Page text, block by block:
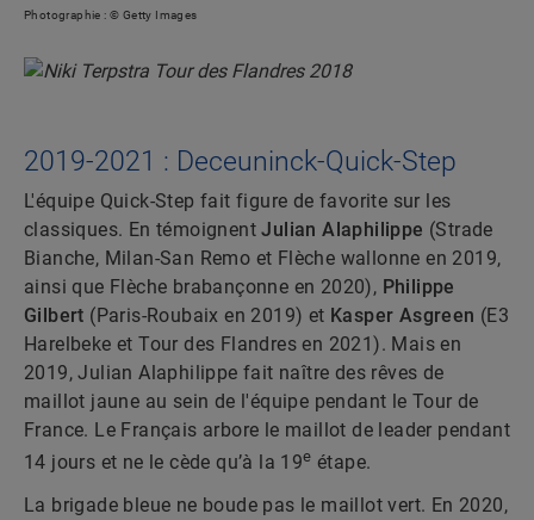
Photographie : © Getty Images
2019-2021 : Deceuninck-Quick-Step
L'équipe Quick-Step fait figure de favorite sur les
classiques. En témoignentJulian Alaphilippe (Strade
Bianche, Milan-San Remo et Flèche wallonne en 2019,
ainsi que Flèche brabançonne en 2020), Philippe
Gilbert (Paris-Roubaix en 2019) et Kasper Asgreen (E3
Harelbeke et Tour des Flandres en 2021). Mais en
2019, Julian Alaphilippe fait naître des rêves de
maillot jaune au sein de l'équipe pendant le Tour de
France. Le Français arbore le maillot de leader pendant
14 jours et ne le cède qu’à la 19e étape.
La brigade bleue ne boude pas le maillot vert. En 2020,